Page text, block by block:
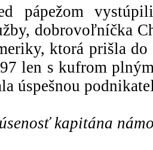
pápežom
dobrovoľníčka
ktorá prišla do
len s kufrom
úspešnou
kapitána